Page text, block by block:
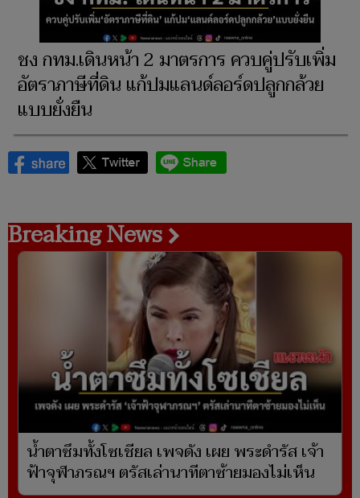
ชง กทม.เดินหน้า 2 มาตรการ ควบคู่ปรับเพิ่ม
อัตราภาษีที่ดิน แก้ปมแลนด์ลอร์ดปลูกกล้วย
แบบยั่งยืน
Breaking News
น้ำตาซึมทั้งโซเชียล เพจดัง เผย พระดำรัส เจ้า
ฟ้าจุฬาภรณฯ ตรัสเล่านาทีตาซ้ายมองไม่เห็น